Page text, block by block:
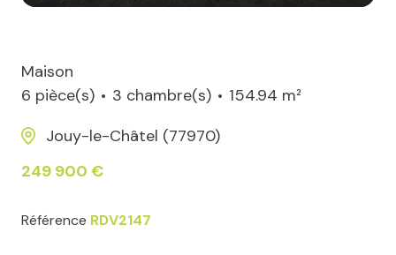
Maison
6 pièce(s)
3 chambre(s)
154.94 m²
Jouy-le-Châtel (77970)
249 900 €
Référence RDV2147